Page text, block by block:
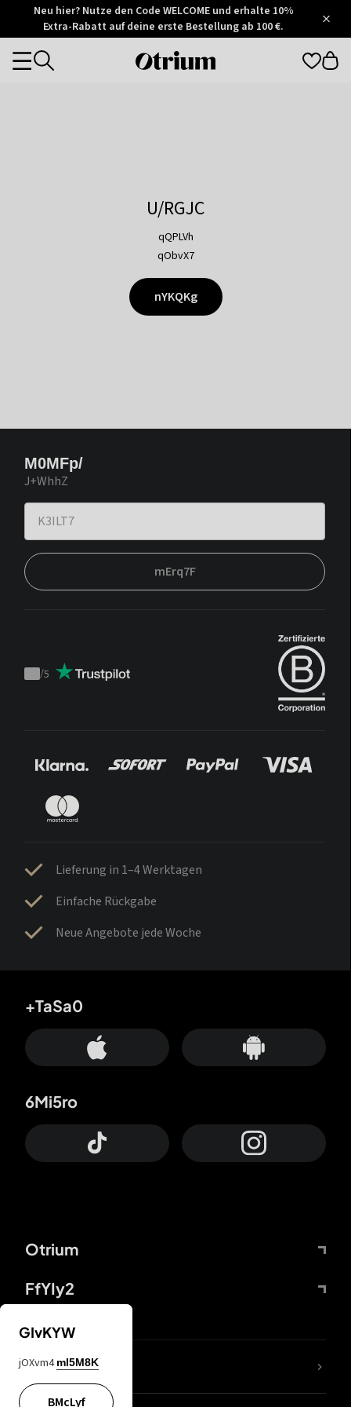
Otrium
Trustpilot
Neu hier? Nutze den Code WELCOME und erhalte 10%
Extra-Rabatt auf deine erste Bestellung ab 100 €.
Otrium
Categories
U/RGJC
qQPLVh
qObvX7
nYKQKg
M0MFp/
J+WhhZ
mErq7F
Trustpilot
/5
Lieferung in 1–4 Werktagen
Einfache Rückgabe
Neue Angebote jede Woche
Otrium
FfYIy2
+TaSa0
6Mi5ro
DDcvSo
GIvKYW
jOXvm4 mI5M8K
BMcLyf